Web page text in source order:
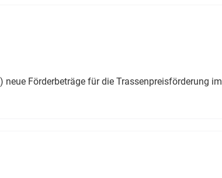
Förderbeträge für die Trassenpreisförderung im